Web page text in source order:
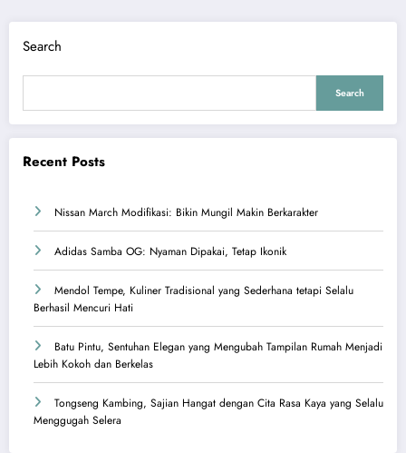
Search
Search
Recent Posts
Nissan March Modifikasi: Bikin Mungil Makin Berkarakter
Adidas Samba OG: Nyaman Dipakai, Tetap Ikonik
Mendol Tempe, Kuliner Tradisional yang Sederhana tetapi Selalu
Berhasil Mencuri Hati
Batu Pintu, Sentuhan Elegan yang Mengubah Tampilan Rumah Menjadi
Lebih Kokoh dan Berkelas
Tongseng Kambing, Sajian Hangat dengan Cita Rasa Kaya yang Selalu
Menggugah Selera